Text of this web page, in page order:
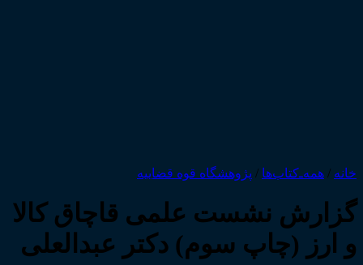
خانه / همه‌ـ‌کتاب‌ها / پژوهشگاه قوه قضاییه
گزارش نشست علمی قاچاق کالا
و ارز (چاپ سوم) دکتر عبدالعلی